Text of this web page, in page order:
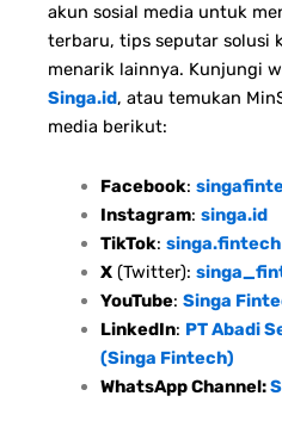
akun sosial media untuk
terbaru, tips seputar solusi
menarik lainnya. Kunjungi
Singa.id, atau temukan
media berikut:
Facebook:
Instagram: singa.id
TikTok: singa.fintech
X(Twitter):
YouTube: Singa
LinkedIn: PT Abadi
(Singa Fintech)
WhatsApp Channel: